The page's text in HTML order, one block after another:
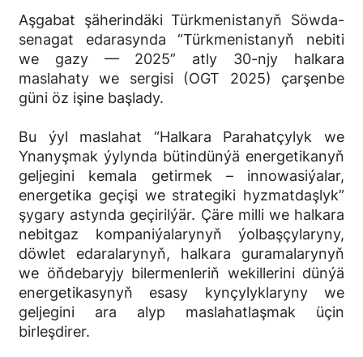
Aşgabat şäherindäki Türkmenistanyň Söwda-
senagat edarasynda “Türkmenistanyň nebiti
we gazy — 2025” atly 30-njy halkara
maslahaty we sergisi (OGT 2025) çarşenbe
güni öz işine başlady.
Bu ýyl maslahat “Halkara Parahatçylyk we
Ynanyşmak ýylynda bütindünýä energetikanyň
geljegini kemala getirmek – innowasiýalar,
energetika geçişi we strategiki hyzmatdaşlyk”
şygary astynda geçirilýär. Çäre milli we halkara
nebitgaz kompaniýalarynyň ýolbaşçylaryny,
döwlet edaralarynyň, halkara guramalarynyň
we öňdebaryjy bilermenleriň wekillerini dünýä
energetikasynyň esasy kynçylyklaryny we
geljegini ara alyp maslahatlaşmak üçin
birleşdirer.